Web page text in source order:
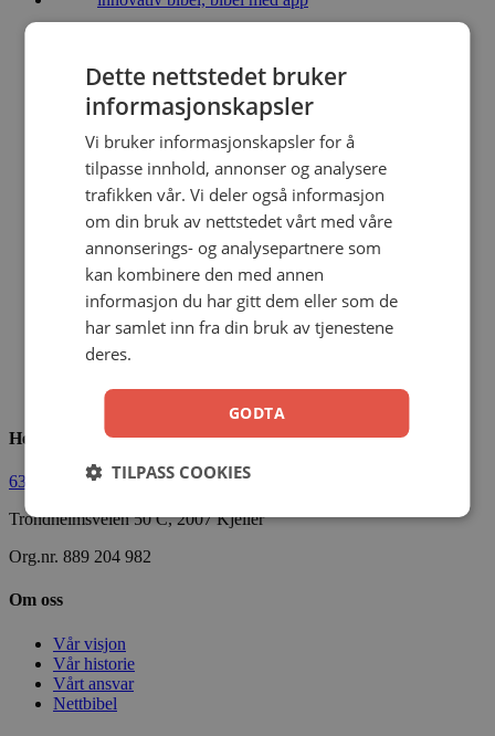
Yri, Jacobsen, Sørensen, Grindheim, Diesen
Kunstskinn
799,00kr Legg i handlekurv
Studentbibelen / FOKUS rosa m/reg
Yri, Jacobsen, Sørensen, Grindheim, Diesen
Kunstskinn
999,00kr Legg i handlekurv
Hermon Forlag AS
63 80 30 99 ordre@hermon.no
Trondheimsveien 50 C, 2007 Kjeller
Org.nr. 889 204 982
Om oss
Vår visjon
Vår historie
Vårt ansvar
Nettbibel
Dette nettstedet bruker
informasjonskapsler
Vi bruker informasjonskapsler for å
tilpasse innhold, annonser og analysere
trafikken vår. Vi deler også informasjon
om din bruk av nettstedet vårt med våre
annonserings- og analysepartnere som
kan kombinere den med annen
informasjon du har gitt dem eller som de
har samlet inn fra din bruk av tjenestene
deres.
GODTA
TILPASS COOKIES